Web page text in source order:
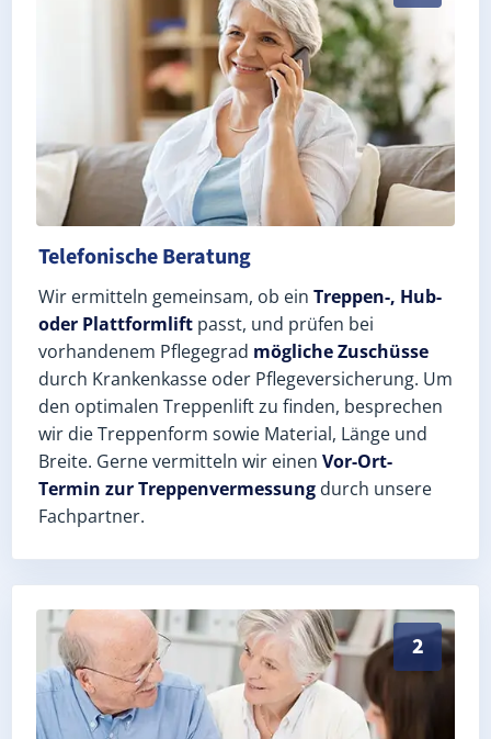
Telefonische Beratung
Wir ermitteln gemeinsam, ob ein Treppen-, Hub-
oder Plattformlift passt, und prüfen bei
vorhandenem Pflegegrad mögliche Zuschüsse
durch Krankenkasse oder Pflegeversicherung. Um
den optimalen Treppenlift zu finden, besprechen
wir die Treppenform sowie Material, Länge und
Breite. Gerne vermitteln wir einen Vor-Ort-
Termin zur Treppenvermessung durch unsere
Fachpartner.
2
Exaktes Aufmaß in Saarmund (Landkreis